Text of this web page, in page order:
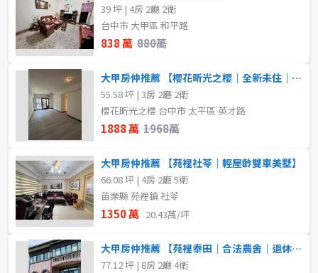
不拘
5~10樓
~ 樓
格局
不拘
4房
不拘
2樓 3樓
4樓 5~10樓
格局
不拘
2房
39 坪 | 4房 2廳 2衛
台中市 大甲區 和平路
838 萬 880萬
大甲房仲推薦 【櫻花昕光之櫻｜全新未住｜3房雙平車】
55.58 坪 | 3房 2廳 2衛
櫻花昕光之櫻 台中市 太平區 英才路
1888 萬 1968萬
大甲房仲推薦 【苑裡社苓｜輕屋齡雙車美墅】
66.08 坪 | 4房 2廳 5衛
苗栗縣 苑裡鎮 社苓
1350 萬 20.43萬/坪
大甲房仲推薦 【苑裡泰田｜合法農舍｜退休養生首選】
77.12 坪 | 8房 2廳 4衛